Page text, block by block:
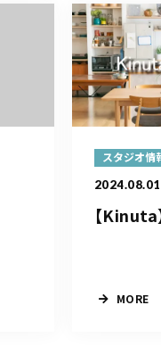
スタジオ情
2024.08.01
【Kinuta
MORE